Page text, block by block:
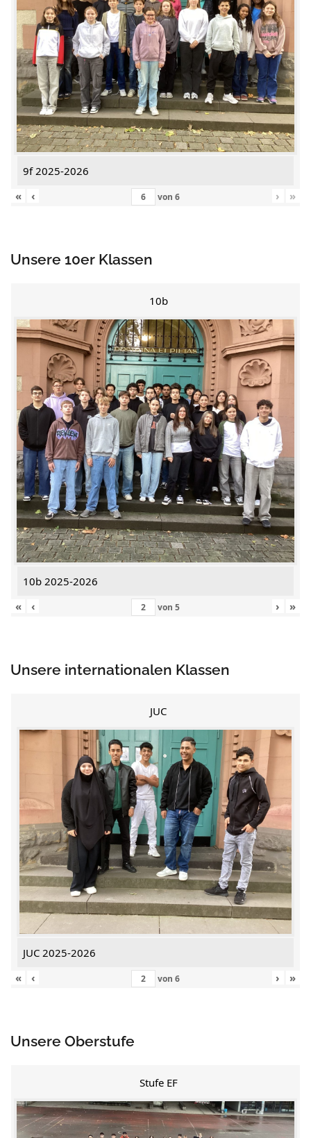
9f 2025-2026
«
‹ von 6 › »
Unsere 10er Klassen
10b
10b 2025-2026
«
‹ von 5 › »
Unsere internationalen Klassen
JUC
JUC 2025-2026
«
‹ von 6 › »
Unsere Oberstufe
Stufe EF